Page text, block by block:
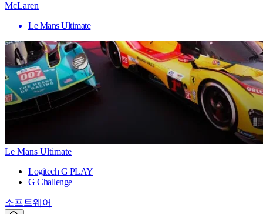
McLaren
Le Mans Ultimate
Le Mans Ultimate
Logitech G PLAY
G Challenge
소프트웨어